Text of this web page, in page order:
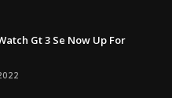
Gt 3 Se Now Up For